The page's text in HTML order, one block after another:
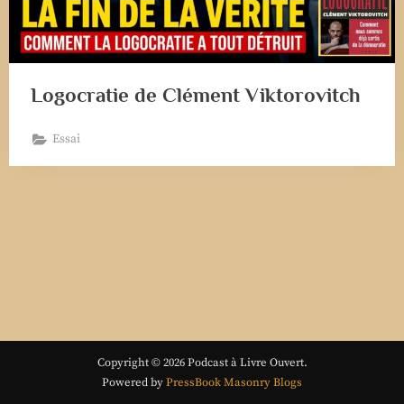
Logocratie de Clément Viktorovitch
Essai
Copyright © 2026 Podcast à Livre Ouvert.
Powered byPressBook Masonry Blogs